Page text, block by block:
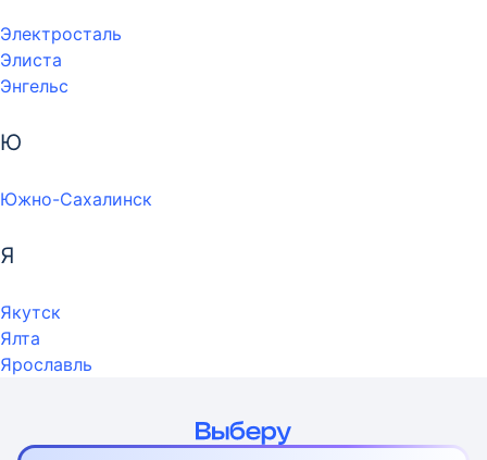
Электросталь
Элиста
Энгельс
Ю
Южно-Сахалинск
Я
Якутск
Ялта
Ярославль